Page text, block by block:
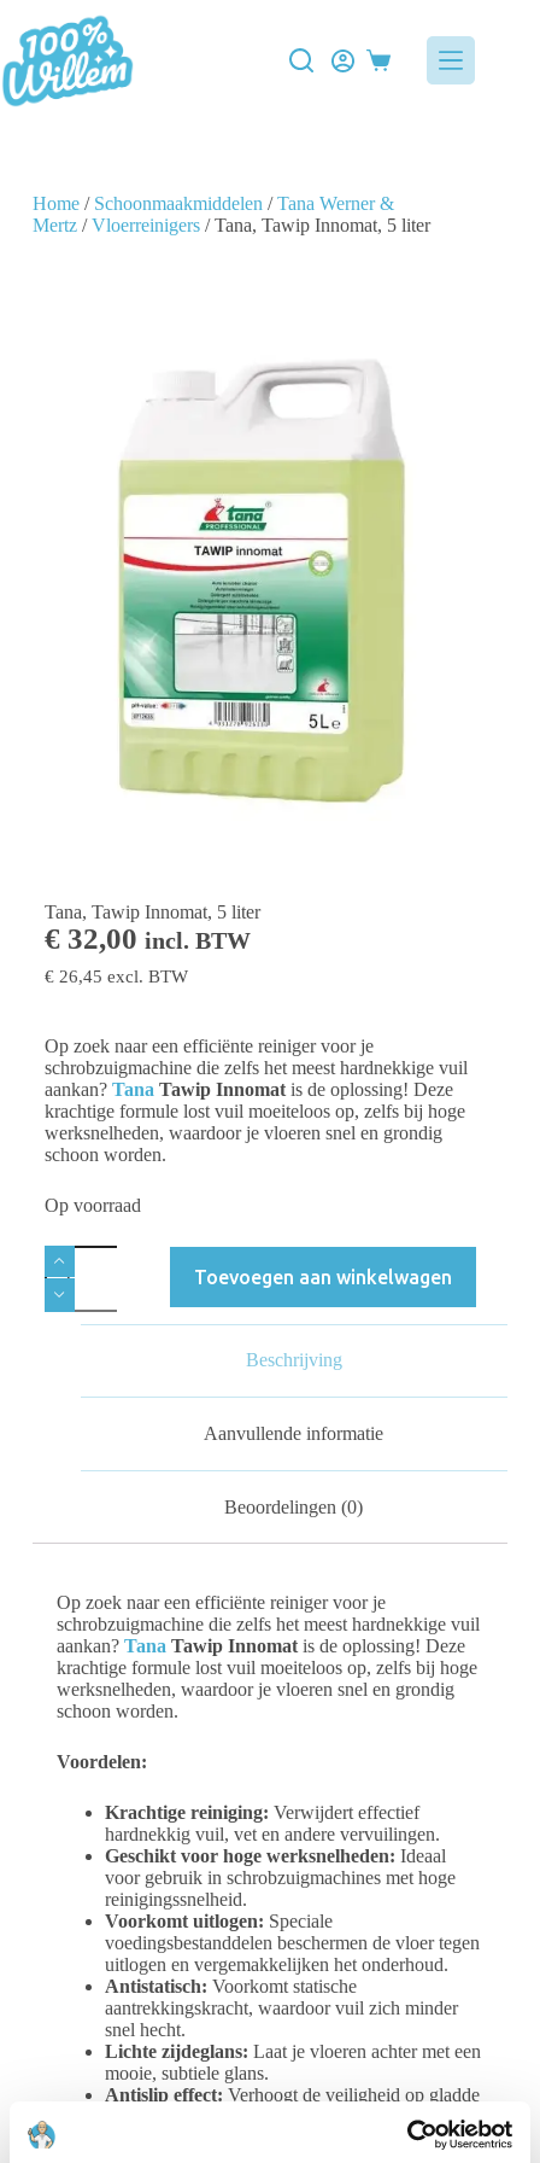
Home/ Schoonmaakmiddelen /Tana Werner &
Mertz/Vloerreinigers/ Tana, Tawip Innomat, 5 liter
Tana, Tawip Innomat, 5 liter
€32,00 incl. BTW
€26,45 excl. BTW
Op zoek naar een efficiënte reiniger voor je
schrobzuigmachine die zelfs het meest hardnekkige vuil
aankan? Tana Tawip Innomatis de oplossing! Deze
krachtige formule lost vuil moeiteloos op, zelfs bij hoge
werksnelheden, waardoor je vloeren snel en grondig
schoon worden.
Op voorraad
Toevoegen aan winkelwagen
Beschrijving
Aanvullende informatie
Beoordelingen (0)
Op zoek naar een efficiënte reiniger voor je
schrobzuigmachine die zelfs het meest hardnekkige vuil
aankan? TanaTawip Innomatis de oplossing! Deze
krachtige formule lost vuil moeiteloos op, zelfs bij hoge
werksnelheden, waardoor je vloeren snel en grondig
schoon worden.
Voordelen:
Krachtige reiniging: Verwijdert effectief
hardnekkig vuil, vet en andere vervuilingen.
Geschikt voor hoge werksnelheden: Ideaal
voor gebruik in schrobzuigmachines met hoge
reinigingssnelheid.
Voorkomt uitlogen: Speciale
voedingsbestanddelen beschermen de vloer tegen
uitlogen en vergemakkelijken het onderhoud.
Antistatisch: Voorkomt statische
aantrekkingskracht, waardoor vuil zich minder
snel hecht.
Lichte zijdeglans: Laat je vloeren achter met een
mooie, subtiele glans.
Antislip effect: Verhoogt de veiligheid op gladde
Voldoet aan de